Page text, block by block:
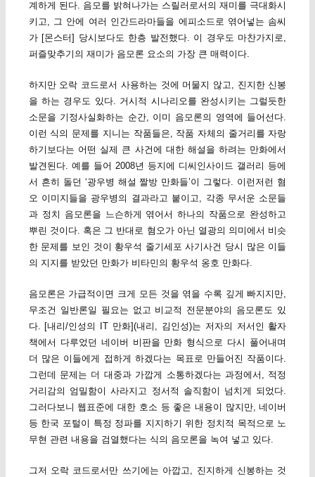
계하게 된다. 음모를 밝혀나가는 스릴러로서의 재미를 극대화시
키고, 그 안에 여러 인간드라마들을 에피소드로 엮어넣는 솜씨
가 [몬스터] 당시보다도 한층 발전했다. 이 경우도 마찬가지로,
퍼즐맞추기의 재미가 음모론 요소의 가장 큰 매력이다.
하지만 오락 코드로서 사용하는 것에 머물지 않고, 진지한 신봉
을 하는 경우도 있다. 거시적 시나리오를 완성시키는 그럴듯한
소문을 기정사실화하는 순간, 이미 음모론의 영역에 들어선다.
이런 식의 문제를 지니는 작품들은, 작품 자체의 줄거리를 자랑
하기보다는 어떤 실제 큰 사건에 대한 해설을 하려는 만화에서
발견된다. 예를 들어 2008년 등지에 디씨인사이드 갤러리 등에
서 흔히 돌던 ‘광우병 해설 짤방 만화들’이 그렇다. 이런저런 혐
오 이미지들을 광우병의 결과라고 붙이고, 각종 무서운 소문들
과 정치 음모론을 느슨하게 엮어서 하나의 작품으로 완성하고
뿌린 것이다. 혹은 그 반대로 혐오가 아닌 열광의 의미에서 비슷
한 문제를 보인 것이 황우석 줄기세포 사기사건 당시 많은 이들
의 지지를 받았던 만화가 비타민의 황우석 옹호 만화다.
음모론은 가급적이면 크게 모든 것을 엮을 수록 깊게 빠지지만,
무조건 일반론일 필요는 없고 비교적 전문분야의 음모론도 있
다. [내리/인성의 IT 만화](내리, 김인성)는 저자의 저서인 활자
책에서 다루었던 네이버 비판을 만화 형식으로 다시 풀어내며
더 많은 이들에게 접하게 하겠다는 목표로 만들어진 작품이다.
그런데 문제는 더 대중과 가깝게 소통하겠다는 과정에서, 적정
거리감의 엄밀함이 사라지고 정서적 솔직함이 넘치게 되었다.
그러다보니 웹표준에 대한 호소 등 좋은 내용이 많지만, 네이버
등 한국 포털이 특정 정파를 지지하기 위한 정치적 목적으로 노
무현 관련 내용을 검열했다는 식의 음모론을 녹여 넣고 있다.
그저 오락 코드로서만 쓰기에는 아깝고, 진지하게 신봉하는 것